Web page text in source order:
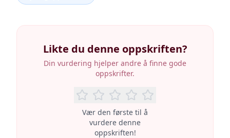
Likte du denne oppskriften?
Din vurdering hjelper andre å finne gode
oppskrifter.
Vær den første til å
vurdere denne
oppskriften!